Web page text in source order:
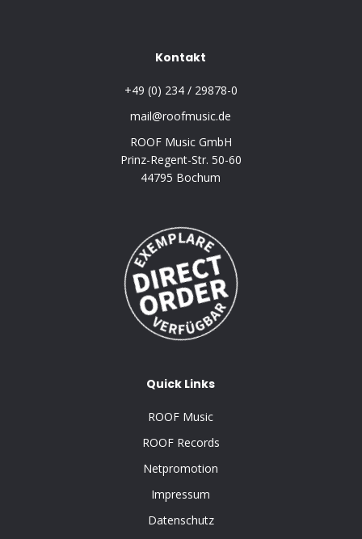
Kontakt
+49 (0) 234 / 29878-0
mail@roofmusic.de
ROOF Music GmbH
Prinz-Regent-Str. 50-60
44795 Bochum
Quick Links
ROOF Music
ROOF Records
Netpromotion
Impressum
Datenschutz